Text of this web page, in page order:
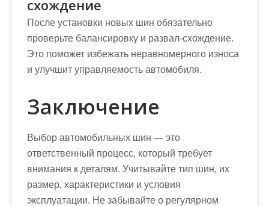
схождение
После установки новых шин обязательно
проверьте балансировку и развал-схождение.
Это поможет избежать неравномерного износа
и улучшит управляемость автомобиля.
Заключение
Выбор автомобильных шин — это
ответственный процесс, который требует
внимания к деталям. Учитывайте тип шин, их
размер, характеристики и условия
эксплуатации. Не забывайте о регулярном